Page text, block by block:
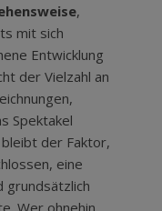
,
mit sich
Entwicklung
der Vielzahl an
Spektakel
bleibt der Faktor,
eine
grundsätzlich